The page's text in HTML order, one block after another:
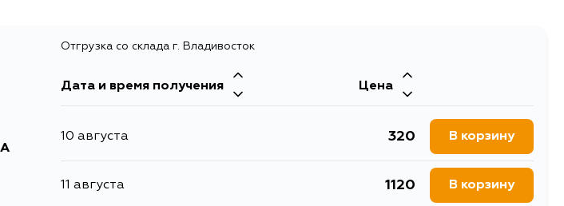
Отгрузка со склада г. Владивосток
Дата и время получения Цена
10 августа 320 В корзину
11 августа 1120 В корзину